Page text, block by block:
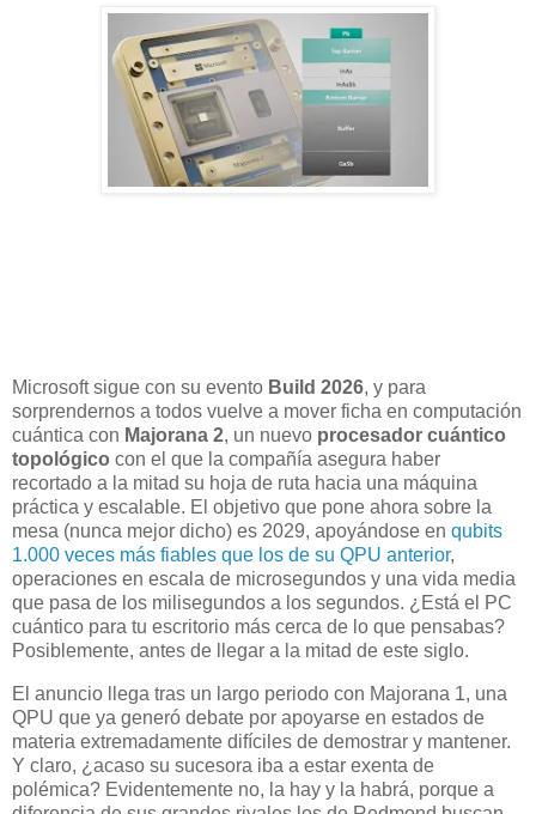
Microsoft sigue con su evento Build 2026, y para
sorprendernos a todos vuelve a mover ficha en computación
cuántica con Majorana 2, un nuevo procesador cuántico
topológico con el que la compañía asegura haber
recortado a la mitad su hoja de ruta hacia una máquina
práctica y escalable. El objetivo que pone ahora sobre la
mesa (nunca mejor dicho) es 2029, apoyándose en qubits
1.000 veces más fiables que los de su QPU anterior,
operaciones en escala de microsegundos y una vida media
que pasa de los milisegundos a los segundos. ¿Está el PC
cuántico para tu escritorio más cerca de lo que pensabas?
Posiblemente, antes de llegar a la mitad de este siglo.
El anuncio llega tras un largo periodo con Majorana 1, una
QPU que ya generó debate por apoyarse en estados de
materia extremadamente difíciles de demostrar y mantener.
Y claro, ¿acaso su sucesora iba a estar exenta de
polémica? Evidentemente no, la hay y la habrá, porque a